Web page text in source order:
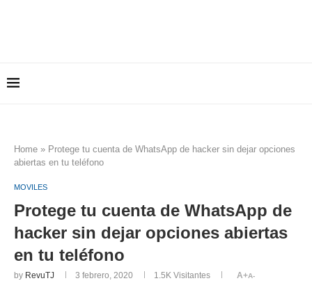
Home » Protege tu cuenta de WhatsApp de hacker sin dejar opciones
abiertas en tu teléfono
MOVILES
Protege tu cuenta de WhatsApp de
hacker sin dejar opciones abiertas
en tu teléfono
by RevuTJ 3 febrero, 2020 1.5K Visitantes A+A-